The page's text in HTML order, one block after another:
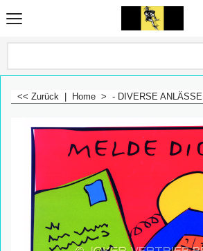
<< Zurück Home > - DIVERSE ANLÄSSE